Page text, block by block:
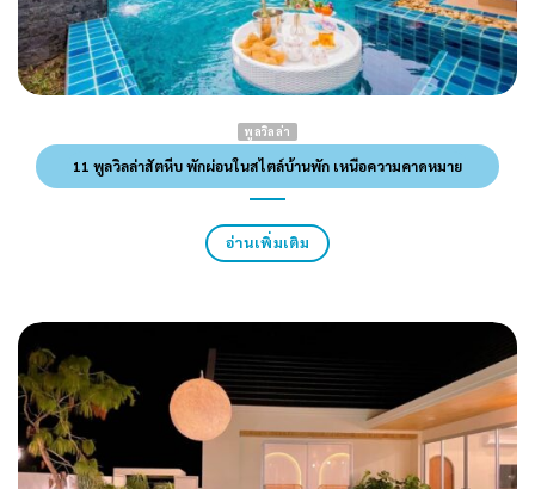
พูลวิลล่า
11 พูลวิลล่าสัตหีบ พักผ่อนในสไตล์บ้านพัก เหนือความคาดหมาย
อ่านเพิ่มเติม